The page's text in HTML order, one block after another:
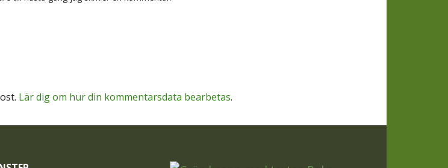
Lär dig om hur din kommentarsdata bearbetas.